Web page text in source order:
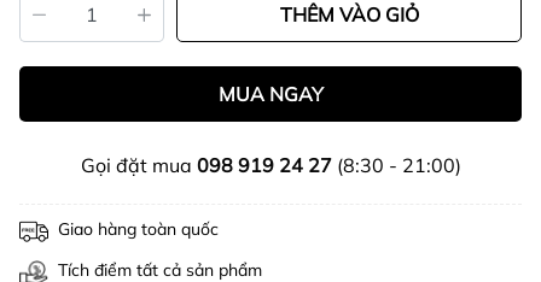
THÊM VÀO GIỎ
MUA NGAY
Gọi đặt mua 098 919 24 27(8:30 - 21:00)
Giao hàng toàn quốc
Tích điểm tất cả sản phẩm